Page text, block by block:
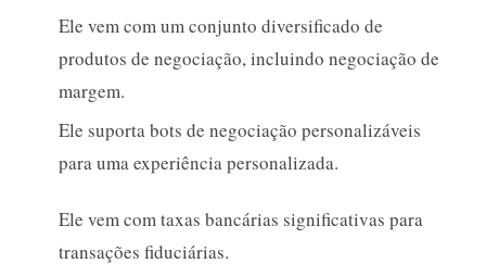
Ele vem com um conjunto diversificado de
produtos de negociação, incluindo negociação de
margem.
Ele suporta bots de negociação personalizáveis
para uma experiência personalizada.
Ele vem com taxas bancárias significativas para
transações fiduciárias.